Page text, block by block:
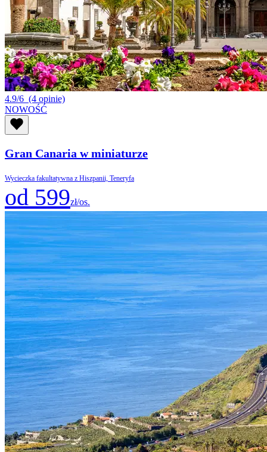
4.9/6 (4 opinie)
NOWOŚĆ
Gran Canaria w miniaturze
Wycieczka fakultatywna z Hiszpanii, Teneryfa
od 599zł/os.